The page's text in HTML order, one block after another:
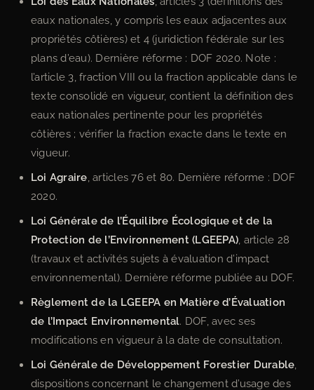
eaux nationales, y compris les eaux adjacentes aux
propriétés côtières) et 4 (juridiction fédérale sur les
plans d’eau). Dernière réforme : DOF 2020. Note :
l’article 3, fraction VIII ou la fraction applicable dans le
texte consolidé en vigueur, contient la définition des
eaux nationales pertinente pour les propriétés
côtières ; vérifier la fraction exacte dans le texte en
vigueur.
Loi Agraire , articles 76 et 80. Dernière réforme : DOF
2020.
Loi Générale de l’Équilibre Écologique et de la
Protection de l’Environnement (LGEEPA) , article 28
(travaux et activités sujets à évaluation d’impact
environnemental). Dernière réforme publiée au DOF.
Règlement de la LGEEPA en Matière d’Évaluation
de l’Impact Environnemental. DOF, avec ses
modifications en vigueur à la date de consultation.
Loi Générale de Développement Forestier Durable
dispositions concernant le changement d’usage des